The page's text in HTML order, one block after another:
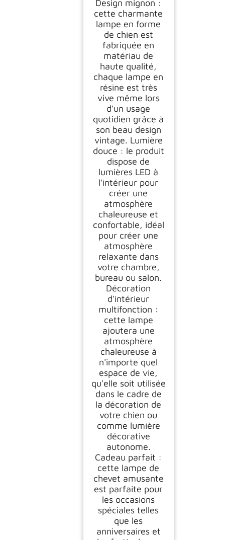
Design mignon :
cette charmante
lampe en forme
de chien est
fabriquée en
matériau de
haute qualité,
chaque lampe en
résine est très
vive même lors
d'un usage
quotidien grâce à
son beau design
vintage. Lumière
douce : le produit
dispose de
lumières LED à
l'intérieur pour
créer une
atmosphère
chaleureuse et
confortable, idéal
pour créer une
atmosphère
relaxante dans
votre chambre,
bureau ou salon.
Décoration
d'intérieur
multifonction :
cette lampe
ajoutera une
atmosphère
chaleureuse à
n'importe quel
espace de vie,
qu'elle soit utilisée
dans le cadre de
la décoration de
votre chien ou
comme lumière
décorative
autonome.
Cadeau parfait :
cette lampe de
chevet amusante
est parfaite pour
les occasions
spéciales telles
que les
anniversaires et